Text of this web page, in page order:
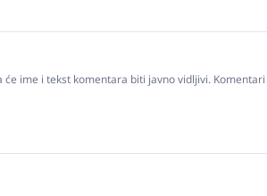
će ime i tekst komentara biti javno vidljivi.